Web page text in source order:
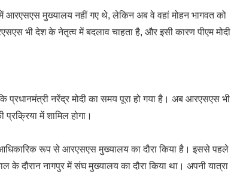
आरएसएस मुख्यालय नहीं गए थे, लेकिन अब वे वहां मोहन भागवत को
भी देश के नेतृत्व में बदलाव चाहता है, और इसी कारण पीएम मोदी
प्रधानमंत्री नरेंद्र मोदी का समय पूरा हो गया है। अब आरएसएस भी
में शामिल होगा।
रूप से आरएसएस मुख्यालय का दौरा किया है। इससे पहले
के दौरान नागपुर में संघ मुख्यालय का दौरा किया था। अपनी यात्रा